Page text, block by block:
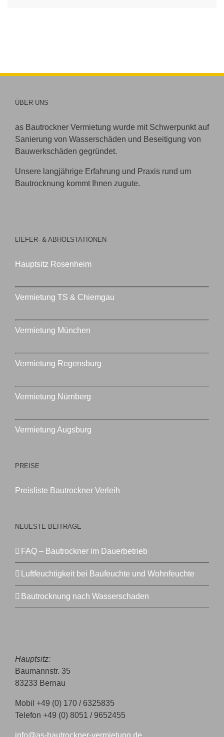
ÜBER UNS
as Bautrockner Vermietung wurde mit Schwerpunkt auf
Sanierung von Wasserschäden und Beseitigung von
Bauwerkschäden gegründet.
Unsere langjährige Erfahrung und Praxis rund um
Bautrocknung kommt Ihnen zugute.
LIEFER- & ABHOLSTATIONEN
Hauptsitz Rosenheim
Vermietung TS & Chiemgau
Vermietung München
Vermietung Regensburg
Vermietung Nürnberg
Vermietung Augsburg
PREISE
Preisliste Bautrockner Verleih
NEUESTE BEITRÄGE
FAQ – Bautrockner im Dauerbetrieb
Luftfeuchtigkeit bei Baufeuchte und Wohnfeuchte
Bautrocknung nach Wasserschaden
Hauptsitz:
Baumannstr. 35
83233 Bernau
Mobil +49 (0) 170 / 6325835
Telefon +49 (0) 8051 / 9652455